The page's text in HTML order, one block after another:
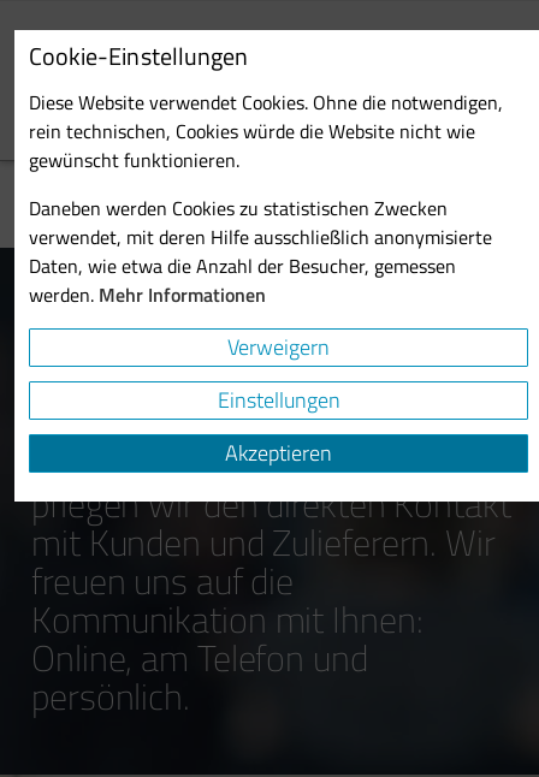
to
main
content
Cookie-Einstellungen
Diese Website verwendet Cookies. Ohne die notwendigen,
rein technischen, Cookies würde die Website nicht wie
gewünscht funktionieren.
Daneben werden Cookies zu statistischen Zwecken
verwendet, mit deren Hilfe ausschließlich anonymisierte
Daten, wie etwa die Anzahl der Besucher, gemessen
werden. Mehr Informationen
Verweigern
Einstellungen
Akzeptieren
Probst & Class Management
Als Verantwortliche eines
mittelständischen
Maschinenbauunternehmens
pflegen wir den direkten Kontakt
mit Kunden und Zulieferern. Wir
freuen uns auf die
Kommunikation mit Ihnen:
Online, am Telefon und
persönlich.